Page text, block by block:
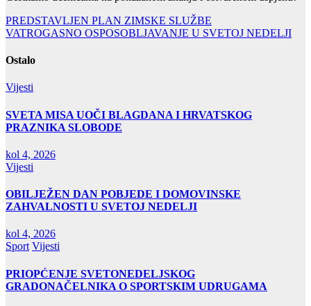
Navigacija
objava
PREDSTAVLJEN PLAN ZIMSKE SLUŽBE
VATROGASNO OSPOSOBLJAVANJE U SVETOJ NEDELJI
Ostalo
Vijesti
SVETA MISA UOČI BLAGDANA I HRVATSKOG
PRAZNIKA SLOBODE
kol 4, 2026
Vijesti
OBILJEŽEN DAN POBJEDE I DOMOVINSKE
ZAHVALNOSTI U SVETOJ NEDELJI
kol 4, 2026
Sport Vijesti
PRIOPĆENJE SVETONEDELJSKOG
GRADONAČELNIKA O SPORTSKIM UDRUGAMA